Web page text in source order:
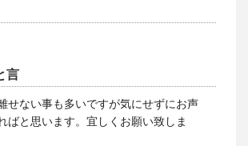
言
せない事も多いですが気にせずにお声
ばと思います。宜しくお願い致しま